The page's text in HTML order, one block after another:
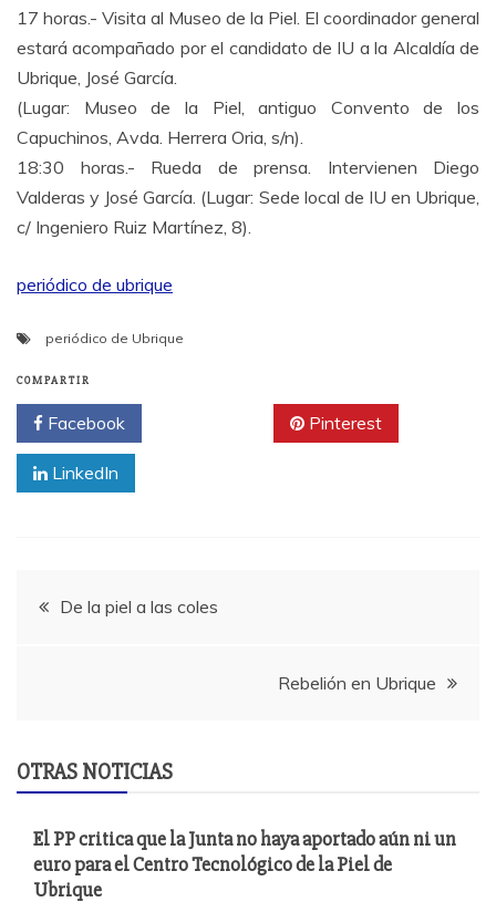
17 horas.- Visita al Museo de la Piel. El coordinador general
estará acompañado por el candidato de IU a la Alcaldía de
Ubrique, José García.
(Lugar: Museo de la Piel, antiguo Convento de los
Capuchinos, Avda. Herrera Oria, s/n).
18:30 horas.- Rueda de prensa. Intervienen Diego
Valderas y José García. (Lugar: Sede local de IU en Ubrique,
c/ Ingeniero Ruiz Martínez, 8).
periódico de ubrique
periódico de Ubrique
COMPARTIR
Facebook Pinterest
LinkedIn
Navegación
De la piel a las coles
Rebelión en Ubrique
OTRAS NOTICIAS
El PP critica que la Junta no haya aportado aún ni un
euro para el Centro Tecnológico de la Piel de
Ubrique